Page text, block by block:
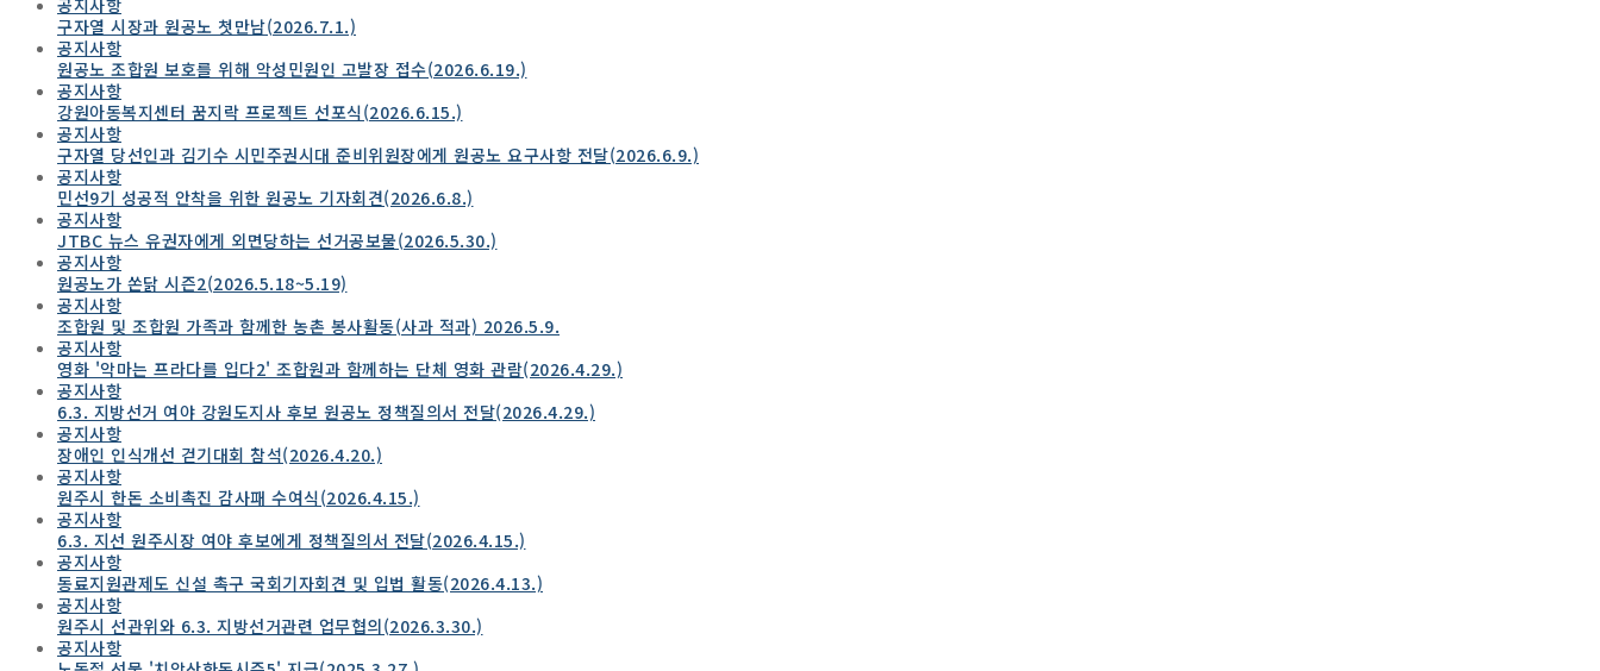
구자열 시장과 원공노 첫만남(2026.7.1.)
공지사항
원공노 조합원 보호를 위해 악성민원인 고발장 접수(2026.6.19.)
공지사항
강원아동복지센터 꿈지락 프로젝트 선포식(2026.6.15.)
공지사항
구자열 당선인과 김기수 시민주권시대 준비위원장에게 원공노 요구사항 전달(2026.6.9.)
공지사항
민선9기 성공적 안착을 위한 원공노 기자회견(2026.6.8.)
공지사항
JTBC 뉴스 유권자에게 외면당하는 선거공보물(2026.5.30.)
공지사항
원공노가 쏜닭 시즌2(2026.5.18~5.19)
공지사항
조합원 및 조합원 가족과 함께한 농촌 봉사활동(사과 적과) 2026.5.9.
공지사항
영화 '악마는 프라다를 입다2' 조합원과 함께하는 단체 영화 관람(2026.4.29.)
공지사항
6.3. 지방선거 여야 강원도지사 후보 원공노 정책질의서 전달(2026.4.29.)
공지사항
장애인 인식개선 걷기대회 참석(2026.4.20.)
공지사항
원주시 한돈 소비촉진 감사패 수여식(2026.4.15.)
공지사항
6.3. 지선 원주시장 여야 후보에게 정책질의서 전달(2026.4.15.)
공지사항
동료지원관제도 신설 촉구 국회기자회견 및 입법 활동(2026.4.13.)
공지사항
원주시 선관위와 6.3. 지방선거관련 업무협의(2026.3.30.)
공지사항